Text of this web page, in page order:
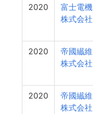
2020
富士電機
株式会社
2020
帝國纎維
株式会社
2020
帝國纎維
株式会社